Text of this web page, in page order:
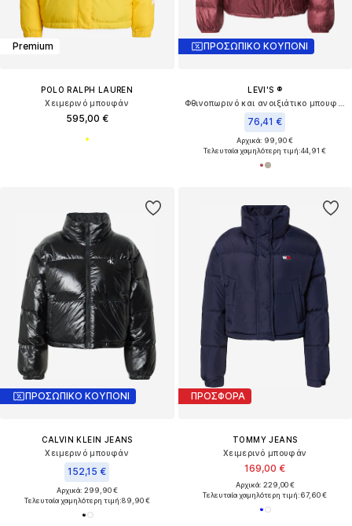
Premium
POLO RALPH LAUREN
Χειμερινό μπουφάν
595,00 €
ΠΡΟΣΩΠΙΚΟ ΚΟΥΠΟΝΙ
LEVI'S ®
76,41 €
Αρχικά: 99,90 €
Τελευταία χαμηλότερη τιμή:44,91 €
ΠΡΟΣΩΠΙΚΟ ΚΟΥΠΟΝΙ
CALVIN KLEIN JEANS
Χειμερινό μπουφάν
152,15 €
Αρχικά: 299,90 €
Τελευταία χαμηλότερη τιμή:89,90 €
ΠΡΟΣΦΟΡΑ
TOMMY JEANS
Χειμερινό μπουφάν
169,00 €
Αρχικά: 229,00 €
Τελευταία χαμηλότερη τιμή:67,60 €